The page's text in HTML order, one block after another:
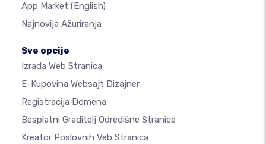
App Market (English)
Najnovija Ažuriranja
Sve opcije
Izrada Web Stranica
E-Kupovina Websajt Dizajner
Registracija Domena
Besplatni Graditelj Odredišne Stranice
Kreator Poslovnih Veb Stranica